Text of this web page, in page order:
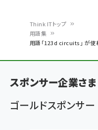
ン
く
ず
Think ITトップ
用語集
用語「123d circuits」 が
スポンサー企業さま
ゴールドスポンサー